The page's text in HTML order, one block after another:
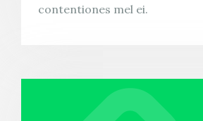
contentiones mel ei.